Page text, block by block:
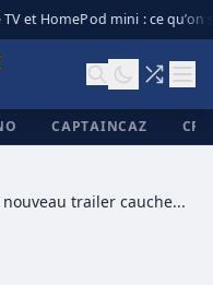
et HomePod mini : ce qu’on
CAPTAINCAZ
The Chant et son nouveau trailer cauchemardesque